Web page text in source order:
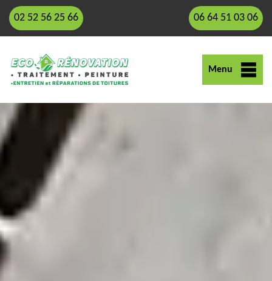
02 52 56 25 66 06 64 51 03 06
Menu